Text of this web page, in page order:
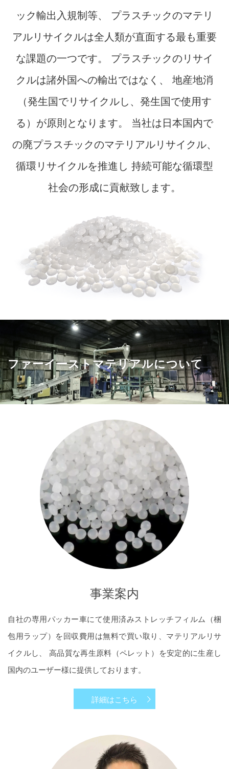
ック輸出入規制等、
プラスチックのマテリ
アルリサイクルは全人類が直面する最も重要
な課題の一つです。
プラスチックのリサイ
クルは諸外国への輸出ではなく、
地産地消
（発生国でリサイクルし、発生国で使用す
る）が原則となります。
当社は日本国内で
の廃プラスチックのマテリアルリサイクル、
循環リサイクルを推進し 持続可能な循環型
社会の形成に貢献致します。
ファーイーストマテリアルについて
事業案内
自社の専用パッカー車にて使用済みストレッチフィルム（梱
包用ラップ）を回収費用は無料で買い取り、マテリアルリサ
イクルし、 高品質な再生原料（ペレット）を安定的に生産し
国内のユーザー様に提供しております。
詳細はこちら